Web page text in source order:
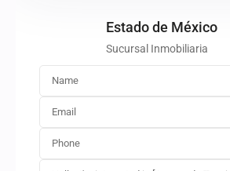
Estado de México
Sucursal Inmobiliaria